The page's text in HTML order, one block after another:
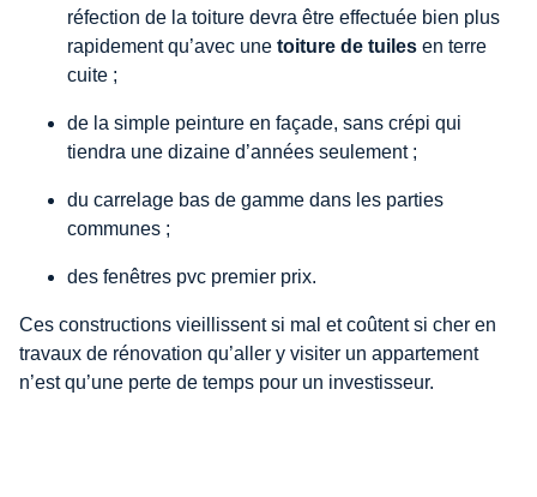
réfection de la toiture devra être effectuée bien plus
rapidement qu’avec une toiture de tuiles en terre
cuite ;
de la simple peinture en façade, sans crépi qui
tiendra une dizaine d’années seulement ;
du carrelage bas de gamme dans les parties
communes ;
des fenêtres pvc premier prix.
Ces constructions vieillissent si mal et coûtent si cher en
travaux de rénovation qu’aller y visiter un appartement
n’est qu’une perte de temps pour un investisseur.